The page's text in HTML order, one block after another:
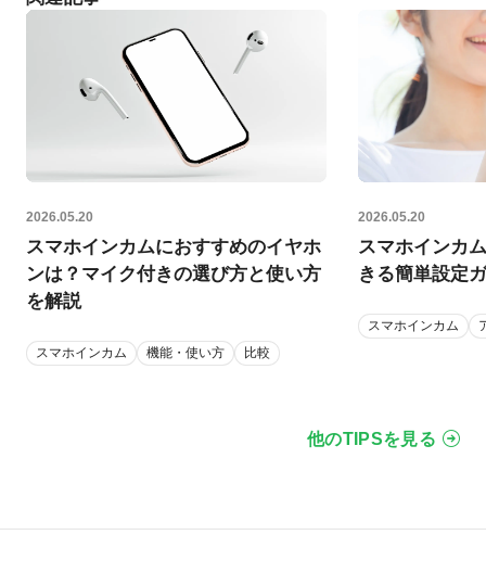
2026.05.20
スマホインカムにおすすめのイヤホ
ンは？マイク付きの選び方と使い方
を解説
スマホインカム 機能・使い方 比較
2026.05.20
スマホインカ
きる簡単設定
スマホインカム
他のTIPSを見る